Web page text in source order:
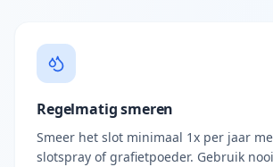
Regelmatig smeren
Smeer het slot minimaal 1x per jaar
slotspray of grafietpoeder. Gebruik